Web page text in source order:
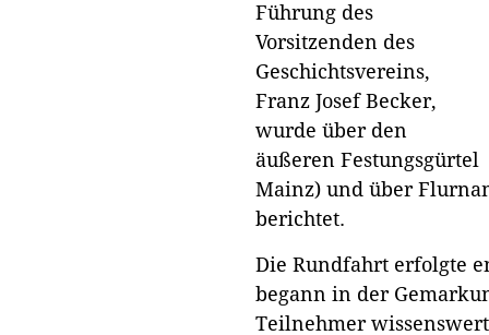
Führung des
Vorsitzenden des
Geschichtsvereins,
Franz Josef Becker,
wurde über den
äußeren
Mainz) und über
berichtet.
Die Rundfahrt erfolgte
begann in der
Teilnehmer